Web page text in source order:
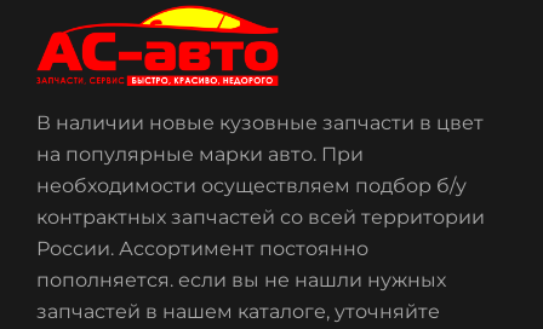
В наличии новые кузовные запчасти в цвет
на популярные марки авто. При
необходимости осуществляем подбор б/у
контрактных запчастей со всей территории
России. Ассортимент постоянно
пополняется. если вы не нашли нужных
запчастей в нашем каталоге, уточняйте